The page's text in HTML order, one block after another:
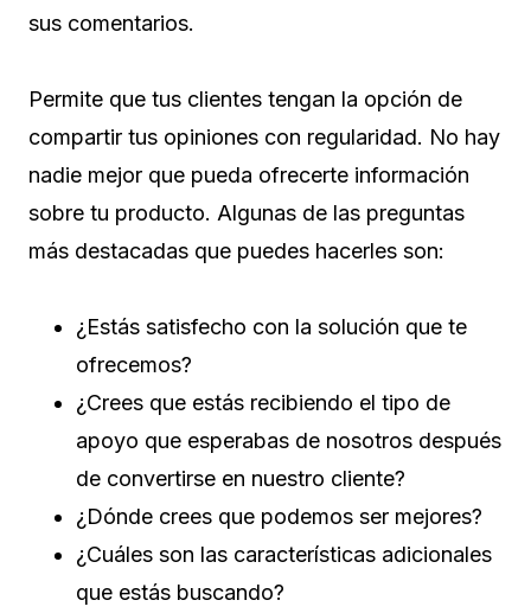
sus comentarios.
Permite que tus clientes tengan la opción de
compartir tus opiniones con regularidad. No hay
nadie mejor que pueda ofrecerte información
sobre tu producto. Algunas de las preguntas
más destacadas que puedes hacerles son:
¿Estás satisfecho con la solución que te
ofrecemos?
¿Crees que estás recibiendo el tipo de
apoyo que esperabas de nosotros después
de convertirse en nuestro cliente?
¿Dónde crees que podemos ser mejores?
¿Cuáles son las características adicionales
que estás buscando?